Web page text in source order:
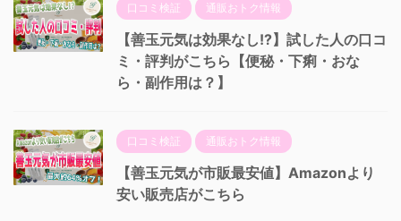
口コミ検証 通販おトク情報
【善玉元気は効果なし!?】試した人の口コ
ミ・評判がこちら【便秘・下痢・おな
ら・副作用は？】
口コミ検証 通販おトク情報
【善玉元気が市販最安値】Amazonより
安い販売店がこちら